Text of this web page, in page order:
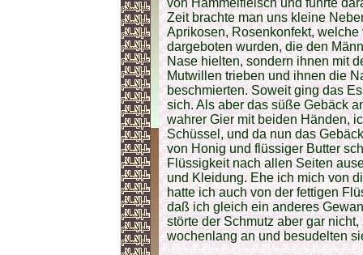
von Hammelfleisch und führte
Zeit brachte man uns kleine
Aprikosen, Rosenkonfekt,
dargeboten wurden, die den
Nase hielten, sondern ihnen mit
Mutwillen trieben und ihnen die
beschmierten. Soweit ging das
sich. Als aber das süße Gebäck
wahrer Gier mit beiden Händen,
Schüssel, und da nun das
von Honig und flüssiger Butter
Flüssigkeit nach allen Seiten
und Kleidung. Ehe ich mich von
hatte ich auch von der fettigen
daß ich gleich ein anderes
störte der Schmutz aber gar
wochenlang an und besudelten